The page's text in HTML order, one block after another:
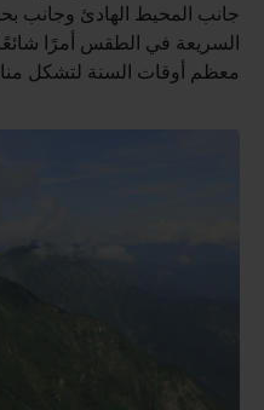
جانب المحيط الهادئ وجانب
السريعة في الطقس أمرًا
معظم أوقات السنة لتشكل